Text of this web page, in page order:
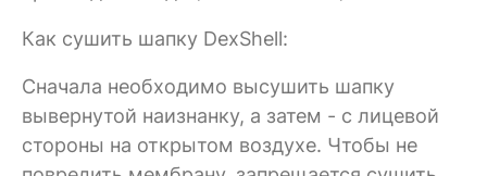
Как сушить шапку DexShell:
Сначала необходимо высушить шапку
вывернутой наизнанку, а затем - с лицевой
стороны на открытом воздухе. Чтобы не